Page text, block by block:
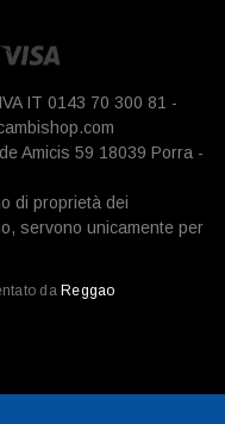
IT 0143 70 300 81 -
Amicis 59 18039 Porra -
di proprietà dei
servono unicamente per
da Reggao